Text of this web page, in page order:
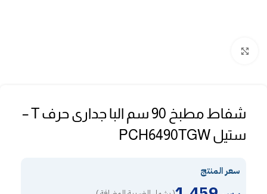
شفاط مطبخ 90 سم البا جدارى حرف T –
ستيل PCH6490TGW
سعر المنتج